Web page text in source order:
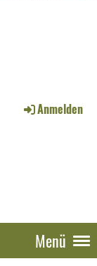
Anmelden
Menü